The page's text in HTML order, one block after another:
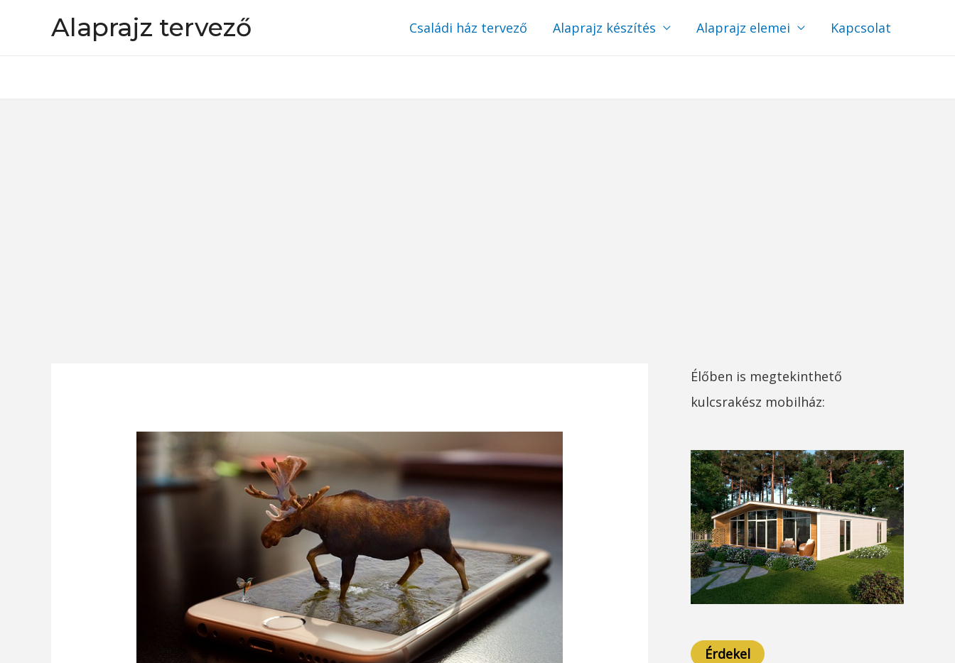
Alaprajz tervező Családi ház tervező Alaprajz készítés Alaprajz elemei Kapcsolat
Élőben is megtekinthető
kulcsrakész mobilház:
Érdekel